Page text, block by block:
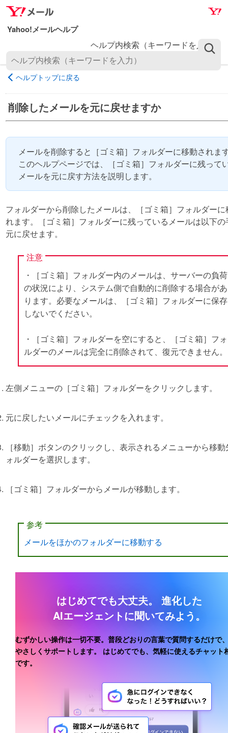
ナ
ビ
ゲ
シ
ョ
ン
ス
キ
ッ
メ
イ
ン
ン
テ
ン
へ
ス
キ
ヘルプ内検索（キーワードを入力）
ヘルプトップに戻る
削除したメールを元に戻せますか
メールを削除すると［ゴミ箱］フォルダーに移動されま
このヘルプページでは、［ゴミ箱］フォルダーに残って
メールを元に戻す方法を説明します。
フォルダーから削除したメールは、［ゴミ箱］フォルダーに
れます。［ゴミ箱］フォルダーに残っているメールは以下の
元に戻せます。
注意
・［ゴミ箱］フォルダー内のメールは、サーバーの負荷
の状況により、システム側で自動的に削除する場合があ
ります。必要なメールは、［ゴミ箱］フォルダーに保存
しないでください。
・［ゴミ箱］フォルダーを空にすると、［ゴミ箱］フォ
ルダーのメールは完全に削除されて、復元できません。
左側メニューの［ゴミ箱］フォルダーをクリックします。
元に戻したいメールにチェックを入れます。
［移動］ボタンのクリックし、表示されるメニューから移
ォルダーを選択します。
［ゴミ箱］フォルダーからメールが移動します。
参考
メールをほかのフォルダーに移動する
はじめてでも大丈夫。
進化した
AIエージェントに聞いてみよう。
むずかしい操作は一切不要。普段どおりの言葉で質問するだけで
やさしくサポートします。
はじめてでも、気軽に使えるチャット
です。